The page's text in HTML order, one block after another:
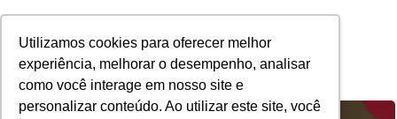
Utilizamos cookies para oferecer melhor
experiência, melhorar o desempenho, analisar
como você interage em nosso site e
personalizar conteúdo. Ao utilizar este site, você
POR